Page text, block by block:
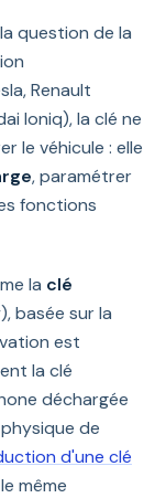
question de la
Renault
Ioniq), la clé ne
le véhicule : elle
, paramétrer
fonctions
la clé
basée sur la
est
la clé
déchargée
de
d'une clé
même